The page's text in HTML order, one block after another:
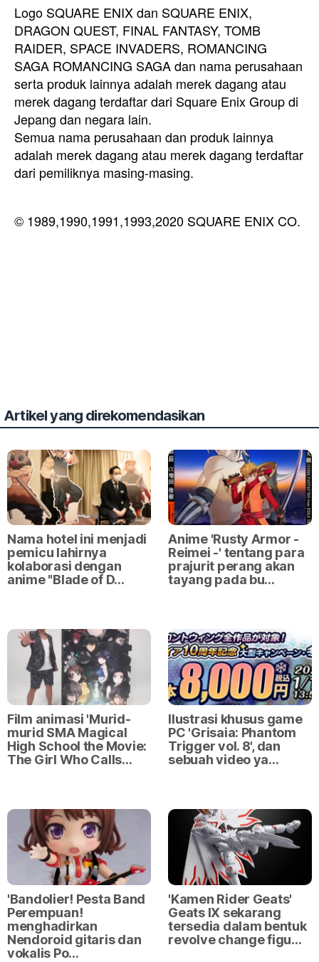
Logo SQUARE ENIX dan SQUARE ENIX,
DRAGON QUEST, FINAL FANTASY, TOMB
RAIDER, SPACE INVADERS, ROMANCING
SAGA ROMANCING SAGA dan nama perusahaan
serta produk lainnya adalah merek dagang atau
merek dagang terdaftar dari Square Enix Group di
Jepang dan negara lain.
Semua nama perusahaan dan produk lainnya
adalah merek dagang atau merek dagang terdaftar
dari pemiliknya masing-masing.
© 1989,1990,1991,1993,2020 SQUARE ENIX CO.
Artikel yang direkomendasikan
Nama hotel ini menjadi
pemicu lahirnya
kolaborasi dengan
anime "Blade of D…
Anime 'Rusty Armor -
Reimei -' tentang para
prajurit perang akan
tayang pada bu…
Film animasi 'Murid-
murid SMA Magical
High School the Movie:
The Girl Who Calls…
Ilustrasi khusus game
PC 'Grisaia: Phantom
Trigger vol. 8', dan
sebuah video ya…
'Bandolier! Pesta Band
Perempuan!
menghadirkan
Nendoroid gitaris dan
vokalis Po…
'Kamen Rider Geats'
Geats IX sekarang
tersedia dalam bentuk
revolve change figu…